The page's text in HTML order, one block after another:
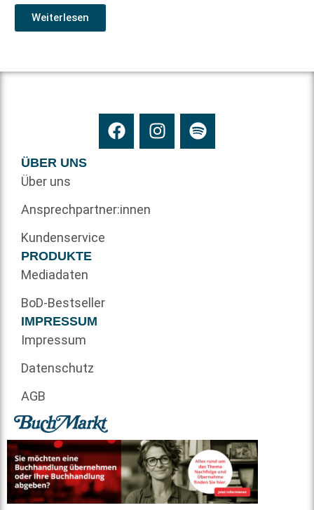
Weiterlesen
ÜBER UNS
Über uns
Ansprechpartner:innen
Kundenservice
PRODUKTE
Mediadaten
BoD-Bestseller
IMPRESSUM
Impressum
Datenschutz
AGB